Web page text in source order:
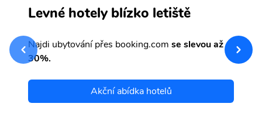
Levné hotely blízko letiště
Najdi ubytování přes booking.com se slevou až
30%.
Akční abídka hotelů